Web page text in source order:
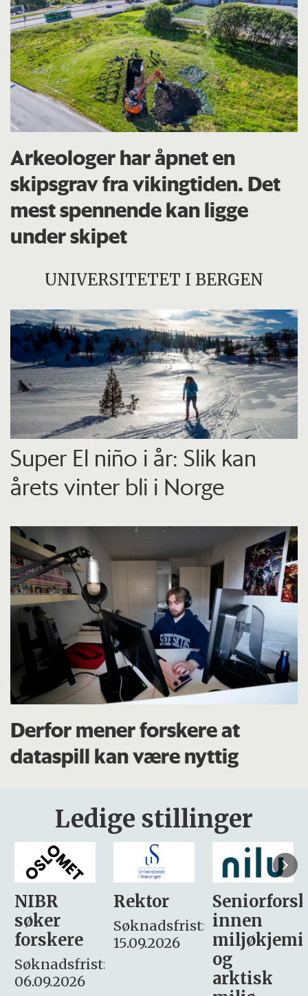
Arkeologer har åpnet en
skipsgrav fra vikingtiden. Det
mest spennende kan ligge
under skipet
UNIVERSITETET I BERGEN
Super El niño i år: Slik kan
årets vinter bli i Norge
Derfor mener forskere at
dataspill kan være nyttig
Ledige stillinger
Rektor
Søknadsfrist:
15.09.2026
Seniorforsker
innen
miljøkjemi
søker
– fast
Søknadsfrist: